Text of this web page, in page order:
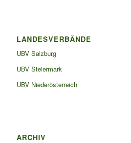
LANDESVERBÄNDE
UBV Salzburg
UBV Steiermark
UBV Niederösterreich
ARCHIV